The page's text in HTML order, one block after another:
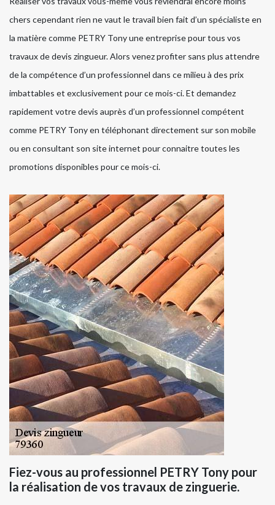
chers cependant rien ne vaut le travail bien fait d’un spécialiste en
la matière comme PETRY Tony une entreprise pour tous vos
travaux de devis zingueur. Alors venez profiter sans plus attendre
de la compétence d’un professionnel dans ce milieu à des prix
imbattables et exclusivement pour ce mois-ci. Et demandez
rapidement votre devis auprès d’un professionnel compétent
comme PETRY Tony en téléphonant directement sur son mobile
ou en consultant son site internet pour connaitre toutes les
promotions disponibles pour ce mois-ci.
Fiez-vous au professionnel PETRY Tony pour
la réalisation de vos travaux de zinguerie.